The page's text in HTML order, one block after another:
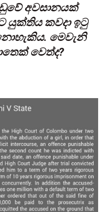
අවසානයක්
යුක්තිය කවදා ඉටු
මෙවැනි
වෙත්ද?